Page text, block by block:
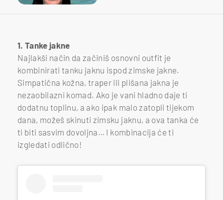
1. Tanke jakne
Najlakši način da začiniš osnovni outfit je
kombinirati tanku jaknu ispod zimske jakne.
Simpatična kožna, traper ili plišana jakna je
nezaobilazni komad. Ako je vani hladno daje ti
dodatnu toplinu, a ako ipak malo zatopli tijekom
dana, možeš skinuti zimsku jaknu, a ova tanka će
ti biti sasvim dovoljna… I kombinacija će ti
izgledati odlično!